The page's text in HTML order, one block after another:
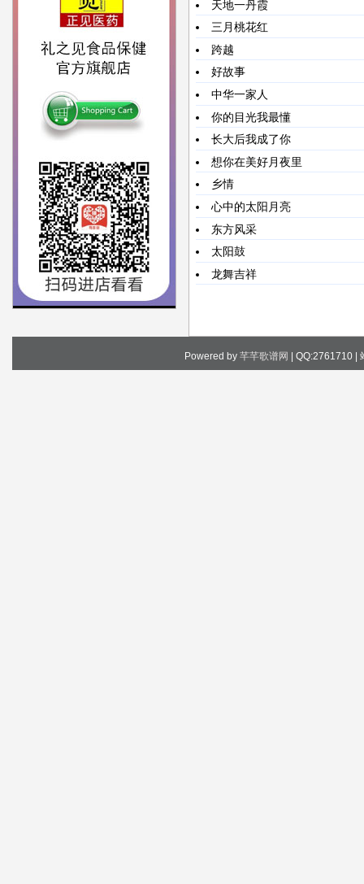
天地一丹霞
三月桃花红
跨越
好故事
中华一家人
你的目光我最懂
长大后我成了你
想你在美好月夜里
乡情
心中的太阳月亮
东方风采
太阳鼓
龙舞吉祥
Powered by 芊芊歌谱网 | QQ:2761710 |